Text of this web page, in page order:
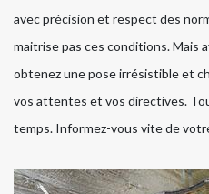
avec précision et respect des
maitrise pas ces conditions. Mais
obtenez une pose irrésistible et
vos attentes et vos directives.
temps. Informez-vous vite de